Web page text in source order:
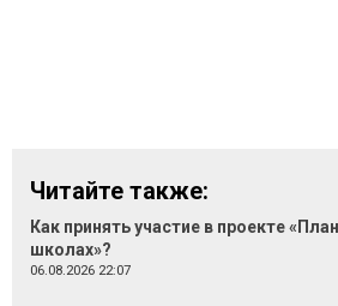
Читайте также:
Как принять участие в проекте
школах»?
06.08.2026 22:07